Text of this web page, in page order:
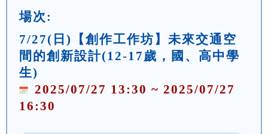
場次:
7/27(日)【創作工作坊】未來交通空
間的創新設計(12-17歲，國、高中學
生)
2025/07/27 13:30 ~ 2025/07/27
16:30